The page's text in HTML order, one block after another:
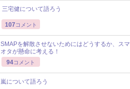
三宅健について語ろう
107 コメント
SMAPを解散させないためにはどうするか、スマ
オタが懸命に考える！
94コメント
嵐について語ろう